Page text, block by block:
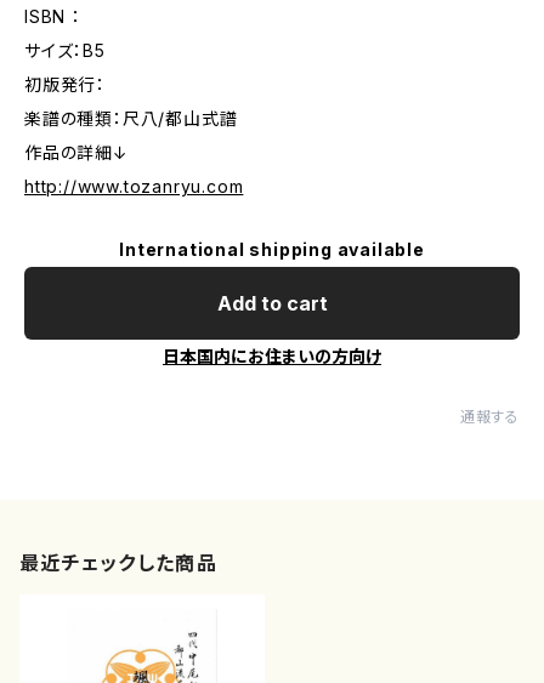
ISBN ：
サイズ：B5
初版発行：
楽譜の種類：尺八/都山式譜
作品の詳細↓
http://www.tozanryu.com
International shipping available
Add to cart
日本国内にお住まいの方向け
通報する
最近チェックした商品